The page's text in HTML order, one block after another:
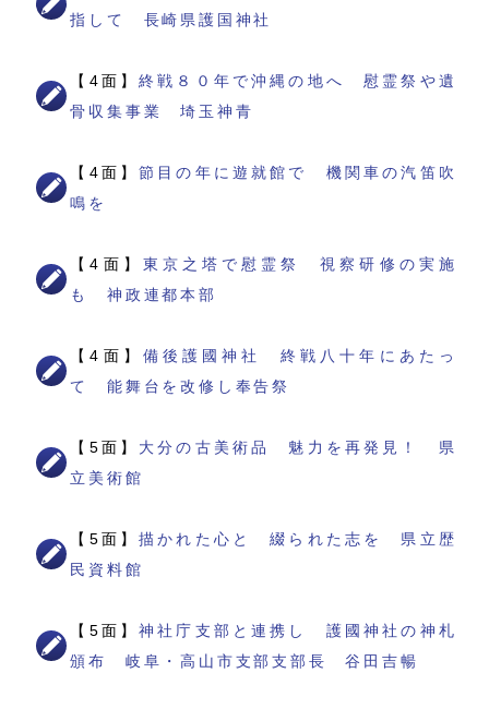
指して 長崎県護国神社
【4面】終戦８０年で沖縄の地へ 慰霊祭や遺
骨収集事業 埼玉神青
【4面】節目の年に遊就館で 機関車の汽笛吹
鳴を
【4面】 東京之塔で慰霊祭 視察研修の実施
も 神政連都本部
【4面】 備後護國神社 終戦八十年にあたっ
て 能舞台を改修し奉告祭
【5面】 大分の古美術品 魅力を再発見！ 県
立美術館
【5面】描かれた心と 綴られた志を 県立歴
民資料館
【5面】神社庁支部と連携し 護國神社の神札
頒布 岐阜・高山市支部支部長 谷田吉暢